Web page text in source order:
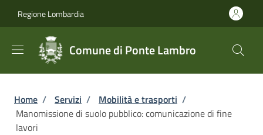
Regione Lombardia
Comune di Ponte Lambro
Briciole di pane
Home / Servizi / Mobilità e trasporti /
Manomissione di suolo pubblico: comunicazione di fine
lavori